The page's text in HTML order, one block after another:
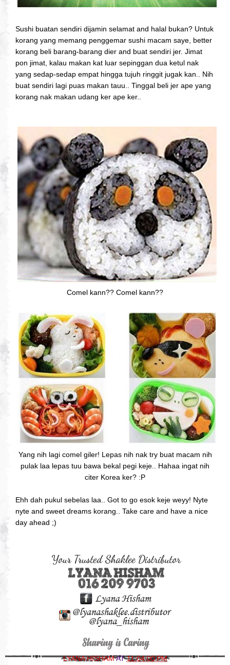
Sushi buatan sendiri dijamin selamat and halal bukan? Untuk
korang yang memang penggemar sushi macam saye, better
korang beli barang-barang dier and buat sendiri jer. Jimat
pon jimat, kalau makan kat luar sepinggan dua ketul nak
yang sedap-sedap empat hingga tujuh ringgit jugak kan.. Nih
buat sendiri lagi puas makan tauu.. Tinggal beli jer ape yang
korang nak makan udang ker ape ker..
Comel kann?? Comel kann??
Yang nih lagi comel giler! Lepas nih nak try buat macam nih
pulak laa lepas tuu bawa bekal pegi keje.. Hahaa ingat nih
citer Korea ker? :P
Ehh dah pukul sebelas laa.. Got to go esok keje weyy! Nyte
nyte and sweet dreams korang.. Take care and have a nice
day ahead ;)
LYANA HISHAMAT11:04:00 PM